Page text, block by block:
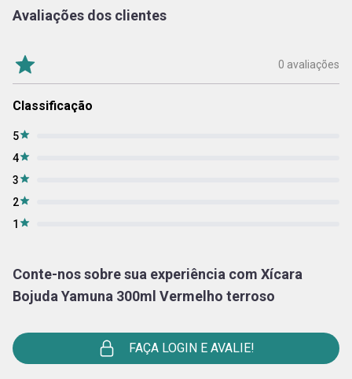
Avaliações dos clientes
0 avaliações
Classificação
5
4
3
2
1
Conte-nos sobre sua experiência com Xícara
Bojuda Yamuna 300ml Vermelho terroso
FAÇA LOGIN E AVALIE!